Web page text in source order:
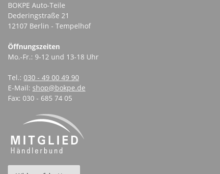
BOKPE Auto-Teile
Dederingstraße 21
12107 Berlin - Tempelhof
Öffnungszeiten
Mo.-Fr.: 9-12 und 13-18 Uhr
Tel.: 030 - 49 00 49 90
E-Mail: shop@bokpe.de
Fax: 030 - 685 74 05